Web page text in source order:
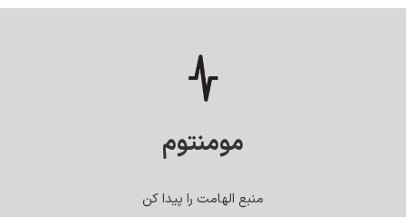
مومنتوم
منبع الهامت را پیدا کن